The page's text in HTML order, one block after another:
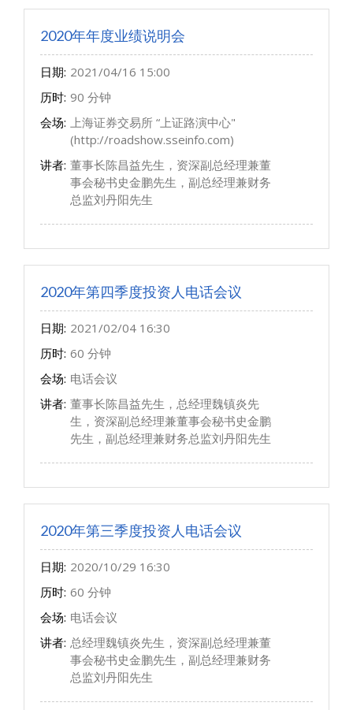
2020年年度业绩说明会
日期: 2021/04/16 15:00
历时: 90 分钟
会场: 上海证券交易所 “上证路演中心"
(http://roadshow.sseinfo.com)
讲者: 董事长陈昌益先生，资深副总经理兼董
事会秘书史金鹏先生，副总经理兼财务
总监刘丹阳先生
2020年第四季度投资人电话会议
日期: 2021/02/04 16:30
历时: 60 分钟
会场: 电话会议
讲者: 董事长陈昌益先生，总经理魏镇炎先
生，资深副总经理兼董事会秘书史金鹏
先生，副总经理兼财务总监刘丹阳先生
2020年第三季度投资人电话会议
日期: 2020/10/29 16:30
历时: 60 分钟
会场: 电话会议
讲者: 总经理魏镇炎先生，资深副总经理兼董
事会秘书史金鹏先生，副总经理兼财务
总监刘丹阳先生